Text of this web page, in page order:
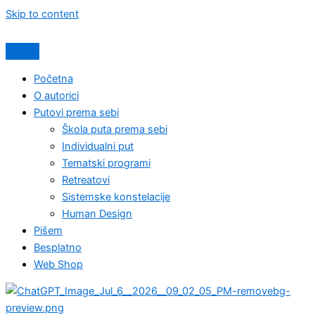
Skip to content
Početna
O autorici
Putovi prema sebi
Škola puta prema sebi
Individualni put
Tematski programi
Retreatovi
Sistemske konstelacije
Human Design
Pišem
Besplatno
Web Shop